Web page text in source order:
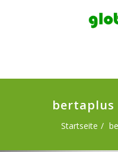
bertaplus
Startseite